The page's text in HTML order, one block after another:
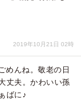
2019年10月21日 02時
めんね。敬老の日
丈夫。かわいい孫
ばに♪